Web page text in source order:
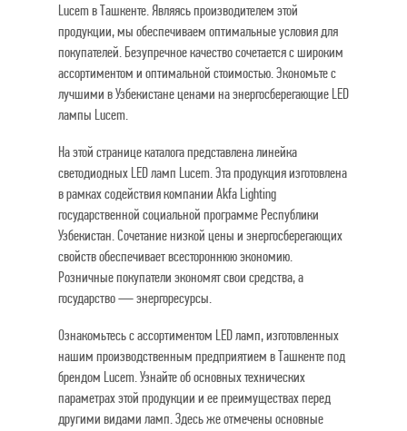
Lucem в Ташкенте. Являясь производителем этой
продукции, мы обеспечиваем оптимальные условия для
покупателей. Безупречное качество сочетается с широким
ассортиментом и оптимальной стоимостью. Экономьте с
лучшими в Узбекистане ценами на энергосберегающие LED
лампы Lucem.
На этой странице каталога представлена линейка
светодиодных LED ламп Lucem. Эта продукция изготовлена
в рамках содействия компании Akfa Lighting
государственной социальной программе Республики
Узбекистан. Сочетание низкой цены и энергосберегающих
свойств обеспечивает всестороннюю экономию.
Розничные покупатели экономят свои средства, а
государство — энергоресурсы.
Ознакомьтесь с ассортиментом LED ламп, изготовленных
нашим производственным предприятием в Ташкенте под
брендом Lucem. Узнайте об основных технических
параметрах этой продукции и ее преимуществах перед
другими видами ламп. Здесь же отмечены основные